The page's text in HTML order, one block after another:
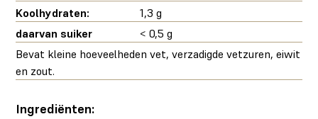
Koolhydraten:
1,3 g
daarvan suiker
< 0,5 g
Bevat kleine hoeveelheden vet, verzadigde vetzuren, eiwit
en zout.
Ingrediënten: